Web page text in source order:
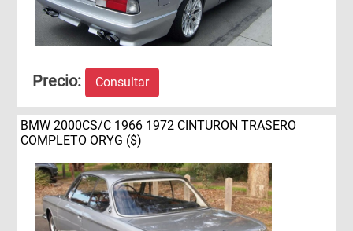
Precio: Consultar
BMW 2000CS/C 1966 1972 CINTURON TRASERO
COMPLETO ORYG ($)